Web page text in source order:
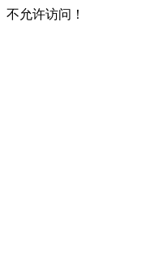
不允许访问！